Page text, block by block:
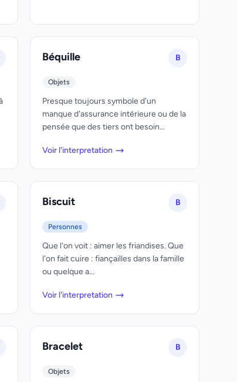
Béquille B
Objets
Presque toujours symbole d'un
manque d'assurance intérieure ou de la
pensée que des tiers ont besoin...
Voir l'interpretation
Biscuit B
Personnes
Que l'on voit : aimer les friandises. Que
l'on fait cuire : fiançailles dans la famille
ou quelque a...
Voir l'interpretation
Bracelet B
Objets